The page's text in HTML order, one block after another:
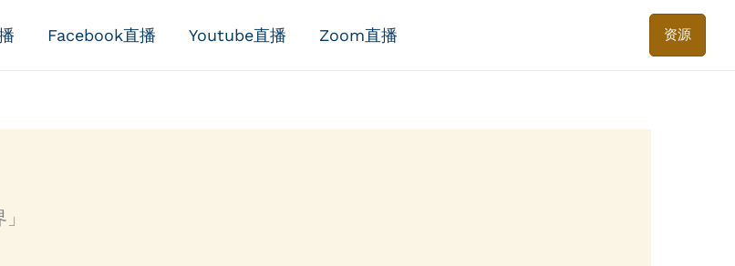
Facebook直播 Youtube直播 Zoom直播 资源